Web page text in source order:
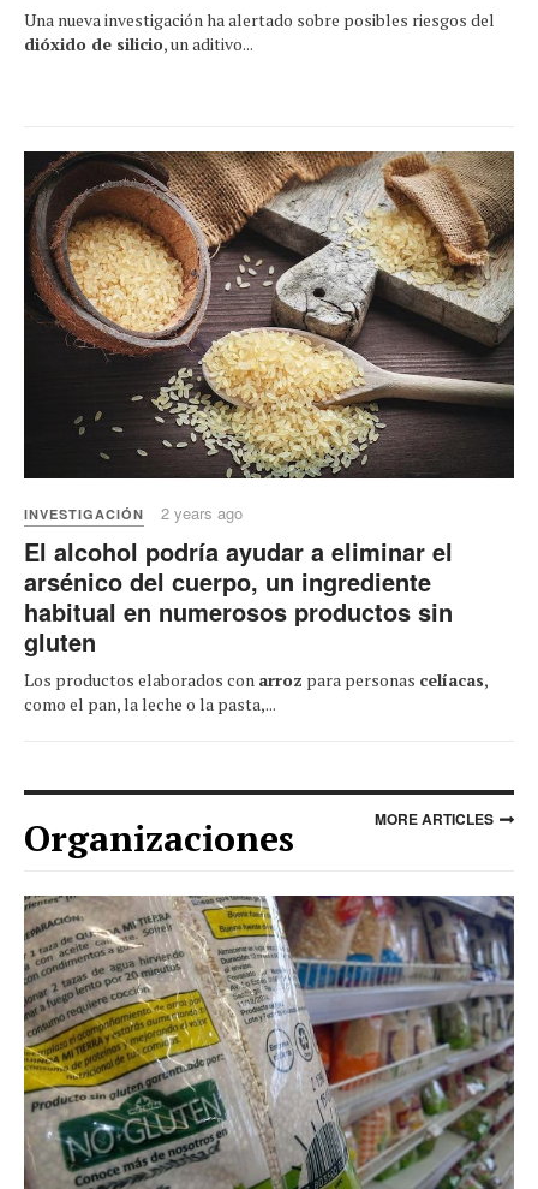
Una nueva investigación ha alertado sobre posibles riesgos del
dióxido de silicio, un aditivo...
INVESTIGACIÓN 2 years ago
El alcohol podría ayudar a eliminar el
arsénico del cuerpo, un ingrediente
habitual en numerosos productos sin
gluten
Los productos elaborados con arroz para personas celíacas,
como el pan, la leche o la pasta,...
Organizaciones MORE ARTICLES